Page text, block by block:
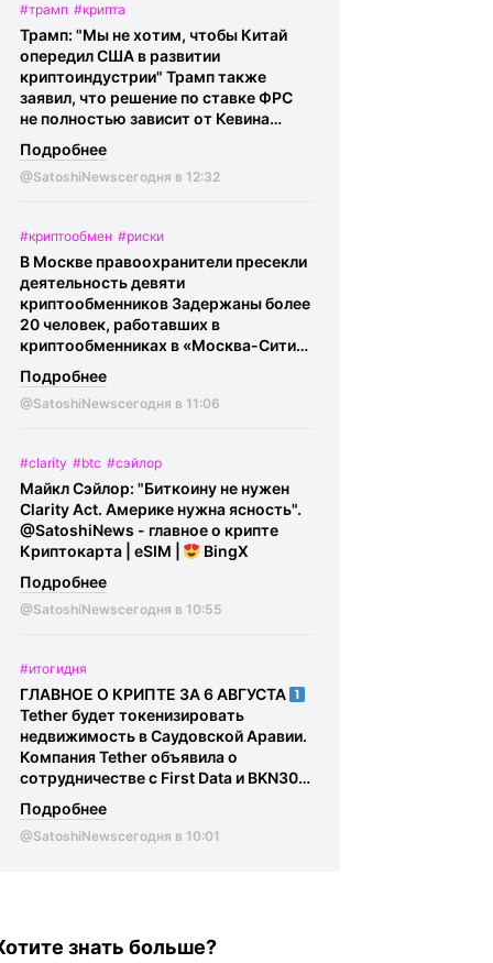
@SatoshiNews - главное о крипте
Криптокарта | eSIM |
BingX
#трамп #крипта
Трамп: "Мы не хотим, чтобы Китай
опередил США в развитии
криптоиндустрии" Трамп также
заявил, что решение по ставке ФРС
не полностью зависит от Кевина
Уорша, добавив, что он не будет его
критиковать.
главное о крипте Криптокарта | eSIM
Подробнее
@SatoshiNewsсегодня в 12:32
#криптообмен #риски
В Москве правоохранители пресекли
деятельность девяти
криптообменников Задержаны более
20 человек, работавших в
криптообменниках в «Москва-Сити».
По данным ФСБ, через эти обменники
украинские колл-центры
легализовывали средства,
Сотрудникам криптообменников и
курьерам вменяется соучастие в
преступлении, им грозит до 10 лет
лишения свободы.@SatoshiFinance -
крипто обмен обмен | инвойсы | $
выручка
Подробнее
@SatoshiNewsсегодня в 11:06
#clarity #btc #сэйлор
Майкл Сэйлор: "Биткоину не нужен
Clarity Act. Америке нужна ясность".
@SatoshiNews - главное о крипте
Криптокарта | eSIM |
BingX
Подробнее
@SatoshiNewsсегодня в 10:55
#итогидня
ГЛАВНОЕ О КРИПТЕ ЗА 6 АВГУСТА
Tether будет токенизировать
недвижимость в Саудовской Аравии.
Компания Tether объявила о
сотрудничестве с First Data и BKN301
для запуска токенизации
институциональной недвижимости в
Саудовской Аравии.
В ЕС
предлагают перевести криптовалюту
Подробнее
@SatoshiNewsсегодня в 10:01
знать больше?